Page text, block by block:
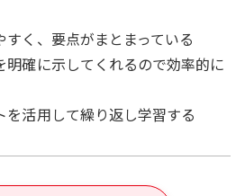
すく、要点がまとまっている
明確に示してくれるので効率的に
を活用して繰り返し学習する